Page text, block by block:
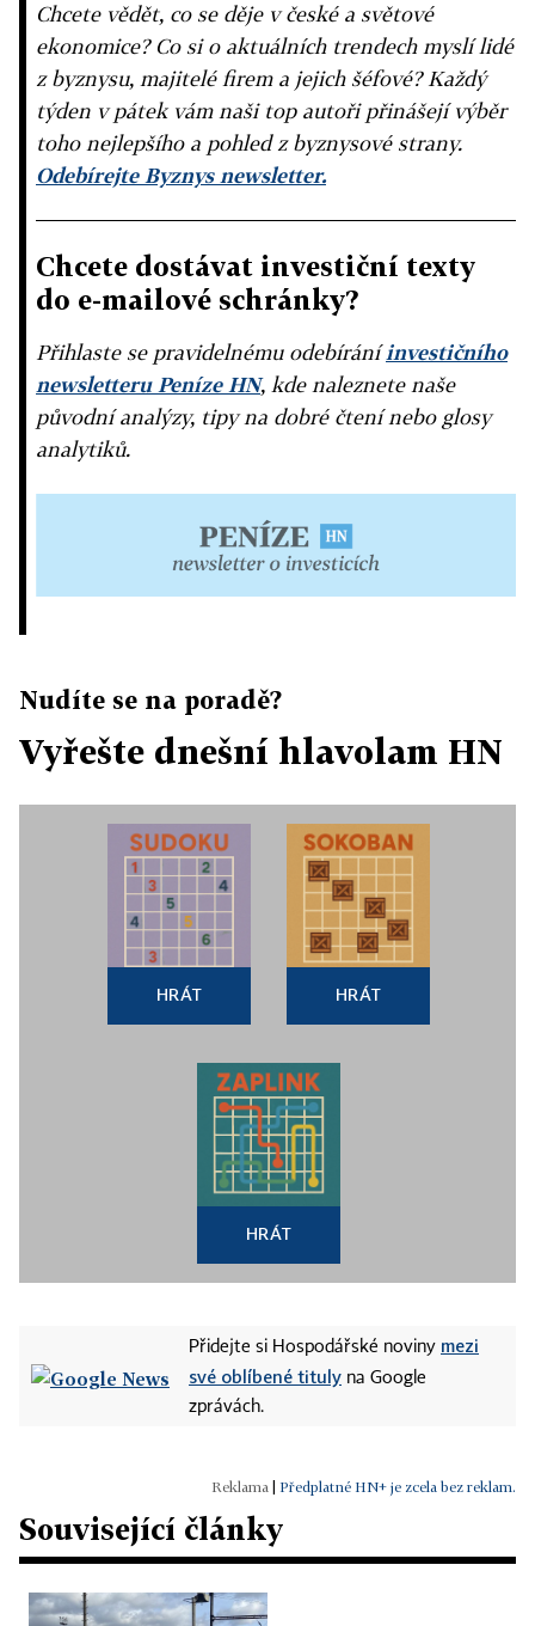
Chcete vědět, co se děje v české a světové
ekonomice? Co si o aktuálních trendech myslí lidé
z byznysu, majitelé firem a jejich šéfové? Každý
týden v pátek vám naši top autoři přinášejí výběr
toho nejlepšího a pohled z byznysové strany.
Odebírejte Byznys newsletter.
Chcete dostávat investiční texty
do e-mailové schránky?
Přihlaste se pravidelnému odebíráníinvestičního
newsletteru Peníze HN, kde naleznete naše
původní analýzy, tipy na dobré čtení nebo glosy
analytiků.
Nudíte se na poradě?
Vyřešte dnešní hlavolam HN
HRÁT HRÁT
HRÁT
Přidejte si Hospodářské noviny mezi
své oblíbené tituly na Google
zprávách.
Předplatné HN+ je zcela bez reklam.
Související články